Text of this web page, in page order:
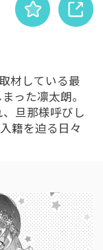
材している最
った凛太朗。
旦那様呼びし
籍を迫る日々